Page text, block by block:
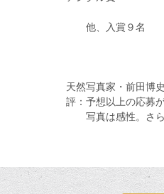
他、入賞９名
天然写真家・前田博
評：予想以上の応募
写真は感性。さら